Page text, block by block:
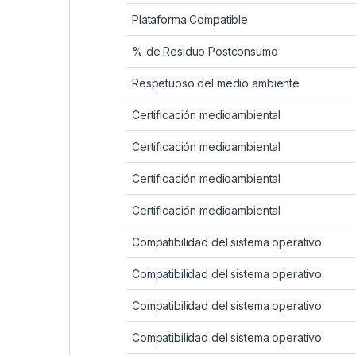
Plataforma Compatible
% de Residuo Postconsumo
Respetuoso del medio ambiente
Certificación medioambiental
Certificación medioambiental
Certificación medioambiental
Certificación medioambiental
Compatibilidad del sistema operativo
Compatibilidad del sistema operativo
Compatibilidad del sistema operativo
Compatibilidad del sistema operativo